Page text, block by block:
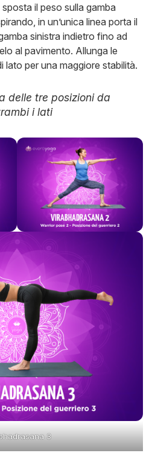
il peso sulla gamba
in un’unica linea porta il
sinistra indietro fino ad
al pavimento. Allunga le
lato per una maggiore stabilità.
delle tre posizioni da
i lati
3